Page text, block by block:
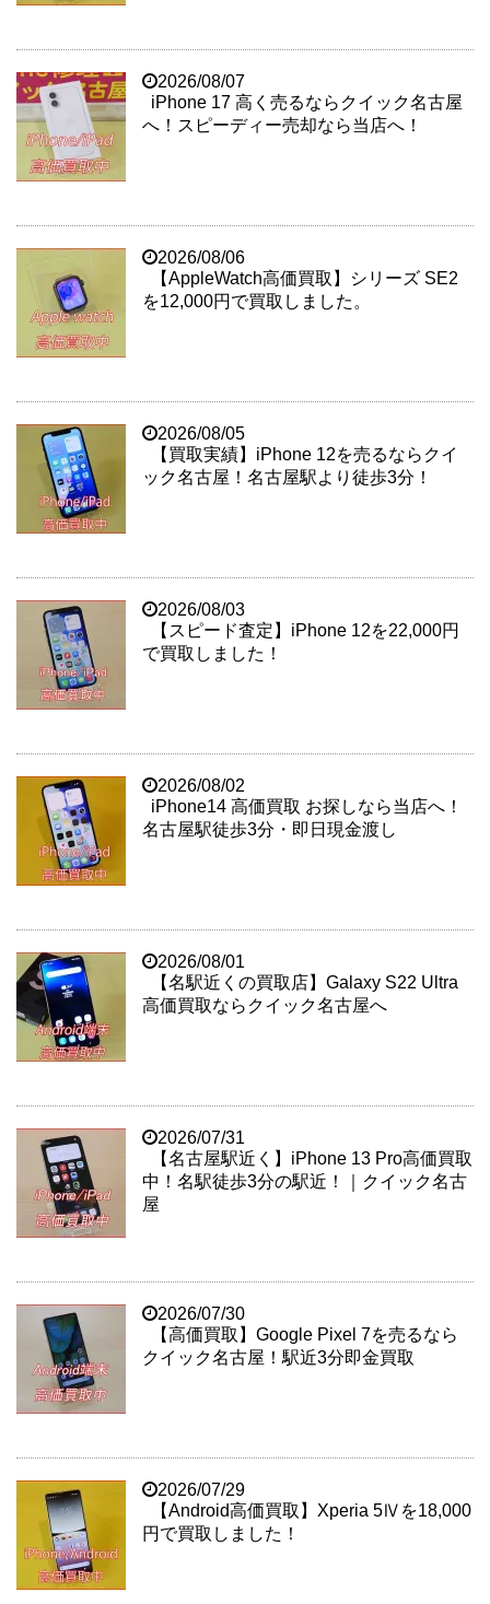
2026/08/07
iPhone 17 高く売るならクイック名古屋
へ！スピーディー売却なら当店へ！
2026/08/06
【AppleWatch高価買取】シリーズ SE2
を12,000円で買取しました。
2026/08/05
【買取実績】iPhone 12を売るならクイ
ック名古屋！名古屋駅より徒歩3分！
2026/08/03
【スピード査定】iPhone 12を22,000円
で買取しました！
2026/08/02
iPhone14 高価買取 お探しなら当店へ！
名古屋駅徒歩3分・即日現金渡し
2026/08/01
【名駅近くの買取店】Galaxy S22 Ultra
高価買取ならクイック名古屋へ
2026/07/31
【名古屋駅近く】iPhone 13 Pro高価買取
中！名駅徒歩3分の駅近！｜クイック名古
屋
2026/07/30
【高価買取】Google Pixel 7を売るなら
クイック名古屋！駅近3分即金買取
2026/07/29
【Android高価買取】Xperia 5Ⅳを18,000
円で買取しました！